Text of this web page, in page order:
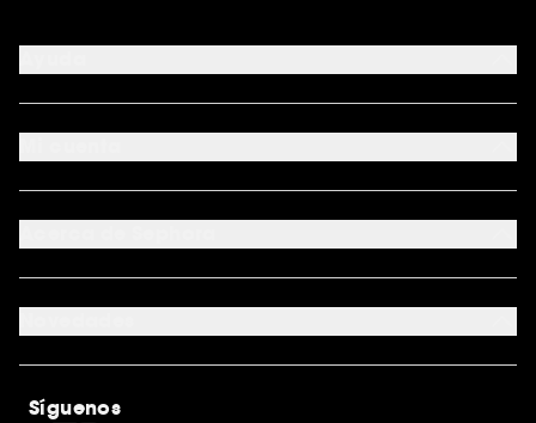
FAQ
Formas de pago
Tarjeta regalo física
Tarjeta regalo para empresas
Mapa del sitio
Seguimiento del pedido
Programa de Fidelidad
Trabaja con nosotros
Blog de Sephora
Descubrir Sephora
Rebajas
San Valentín
Síguenos